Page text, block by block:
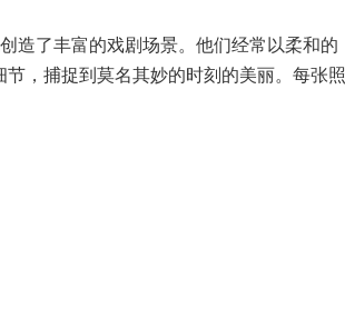
造了丰富的戏剧场景。他们经常以柔和的
，捕捉到莫名其妙的时刻的美丽。每张照